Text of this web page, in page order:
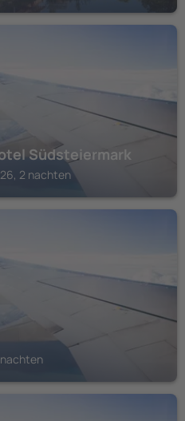
Südsteiermark
2 nachten